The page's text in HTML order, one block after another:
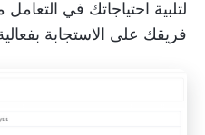
لتلبية احتياجاتك في
فريقك على الاستجابة